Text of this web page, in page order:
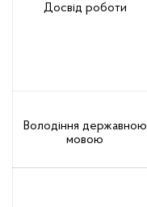
Досвід роботи
Володіння державною
мовою